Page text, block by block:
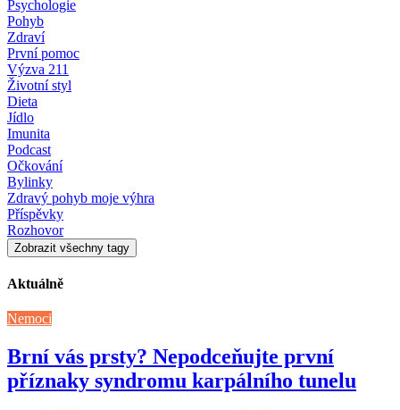
Psychologie
Pohyb
Zdraví
První pomoc
Výzva 211
Životní styl
Dieta
Jídlo
Imunita
Podcast
Očkování
Bylinky
Zdravý pohyb moje výhra
Příspěvky
Rozhovor
Zobrazit všechny tagy
Aktuálně
Nemoci
Brní vás prsty? Nepodceňujte první
příznaky syndromu karpálního tunelu